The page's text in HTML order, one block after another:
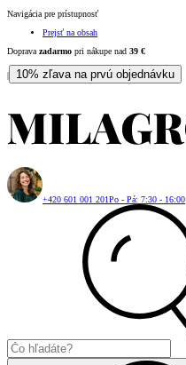
Navigácia pre prístupnosť
Prejsť na obsah
Doprava zadarmo pri nákupe nad 39 €
| 10% zľava na prvú objednávku
+420 601 001 201Po - Pá: 7:30 - 16:00